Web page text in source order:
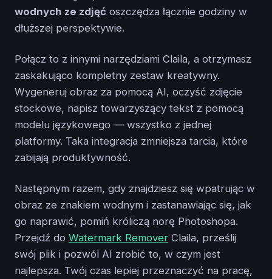
wodnych ze zdjęć oszczędza łącznie godziny w
dłuższej perspektywie.
Połącz to z innymi narzędziami Claila, a otrzymasz
zaskakująco kompletny zestaw kreatywny.
Wygeneruj obraz za pomocą AI, oczyść zdjęcie
stockowe, napisz towarzyszący tekst z pomocą
modelu językowego — wszystko z jednej
platformy. Taka integracja zmniejsza tarcia, które
zabijają produktywność.
Następnym razem, gdy znajdziesz się wpatrując w
obraz ze znakiem wodnym i zastanawiając się, jak
go naprawić, pomiń króliczą norę Photoshopa.
Przejdź do Watermark Remover Claila, prześlij
swój plik i pozwól AI zrobić to, w czym jest
najlepsza. Twój czas lepiej przeznaczyć na pracę,